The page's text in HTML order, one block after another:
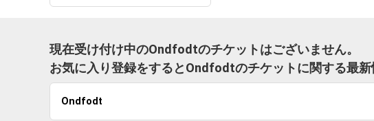
現在受け付け中のOndfodtのチケットはございません。
お気に入り登録をするとOndfodtのチケットに関する最新
Ondfodt